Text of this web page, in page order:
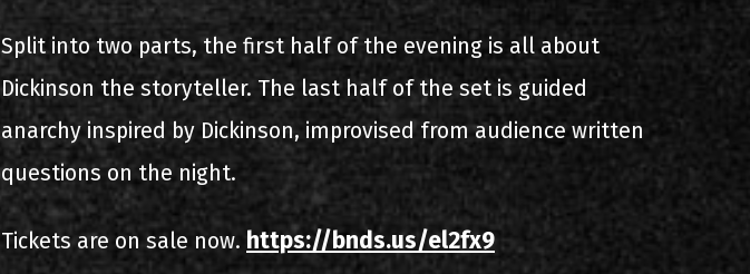
Split into two parts, the first half of the evening is all about
Dickinson the storyteller. The last half of the set is guided
anarchy inspired by Dickinson, improvised from audience written
questions on the night.
Tickets are on sale now. https://bnds.us/el2fx9